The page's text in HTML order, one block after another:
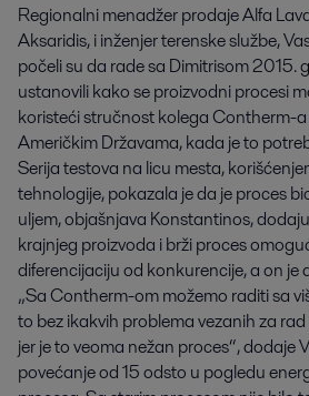
Regionalni menadžer prodaje Alfa
Aksaridis, i inženjer terenske službe,
počeli su da rade sa Dimitrisom 2015.
ustanovili kako se proizvodni procesi
koristeći stručnost kolega Contherm-
Američkim Državama, kada je to
Serija testova na licu mesta,
tehnologije, pokazala je da je proces
uljem, objašnjava Konstantinos,
krajnjeg proizvoda i brži proces
diferencijaciju od konkurencije, a on je
„Sa Contherm-om možemo raditi sa
to bez ikakvih problema vezanih za
jer je to veoma nežan proces“, dodaje
povećanje od 15 odsto u pogledu